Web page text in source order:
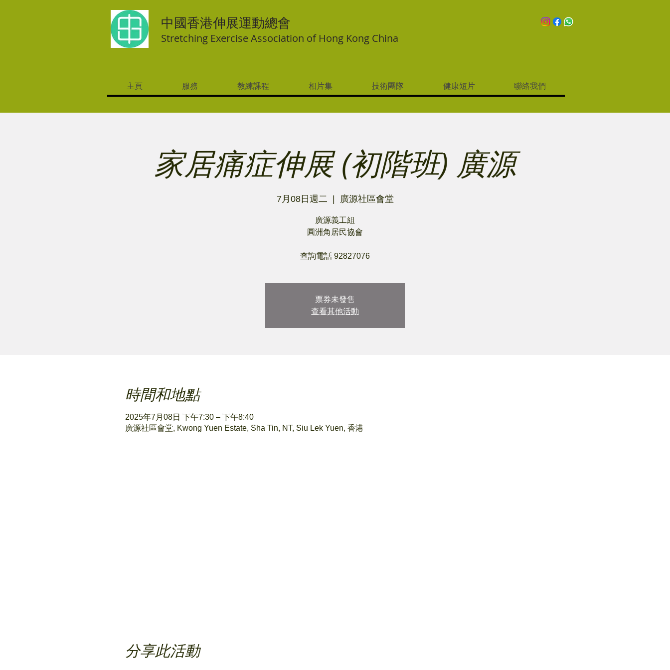
中國香港伸展運動總會
Stretching Exercise Association of Hong Kong China
主頁 服務 教練課程 相片集 技術團隊 健康短片 聯絡我們
家居痛症伸展 (初階班) 廣源
7月08日週二 廣源社區會堂
廣源義工組
圓洲角居民協會
查詢電話 92827076
票券未發售
查看其他活動
時間和地點
2025年7月08日 下午7:30 – 下午8:40
廣源社區會堂, Kwong Yuen Estate, Sha Tin, NT, Siu Lek Yuen, 香港
分享此活動